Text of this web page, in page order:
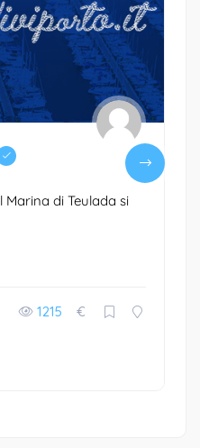
Marina di Teulada si
1215 €